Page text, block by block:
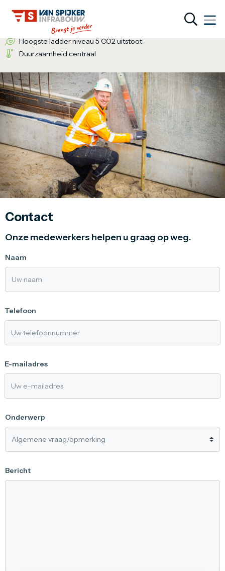
Wij bieden de totaaloplossing
Een inventieve denkwijze
Hoogste ladder niveau 5 CO2 uitstoot
Duurzaamheid centraal
Contact
Onze medewerkers helpen u graag op weg.
Naam
Telefoon
E-mailadres
Onderwerp
Bericht